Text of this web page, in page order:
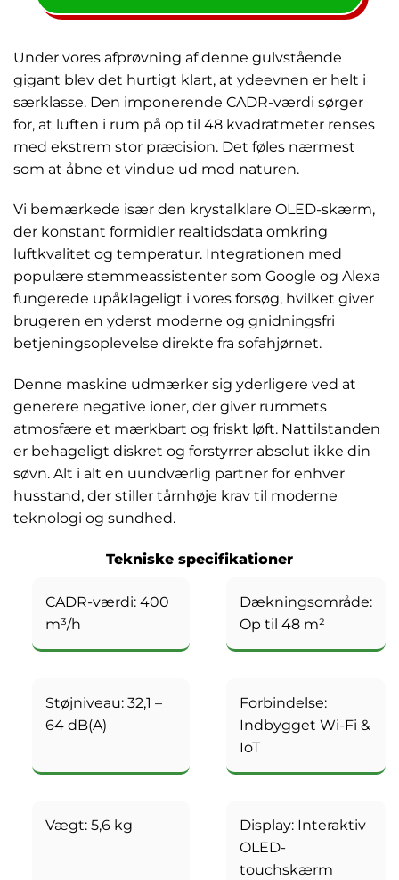
Under vores afprøvning af denne gulvstående
gigant blev det hurtigt klart, at ydeevnen er helt i
særklasse. Den imponerende CADR-værdi sørger
for, at luften i rum på op til 48 kvadratmeter renses
med ekstrem stor præcision. Det føles nærmest
som at åbne et vindue ud mod naturen.
Vi bemærkede især den krystalklare OLED-skærm,
der konstant formidler realtidsdata omkring
luftkvalitet og temperatur. Integrationen med
populære stemmeassistenter som Google og Alexa
fungerede upåklageligt i vores forsøg, hvilket giver
brugeren en yderst moderne og gnidningsfri
betjeningsoplevelse direkte fra sofahjørnet.
Denne maskine udmærker sig yderligere ved at
generere negative ioner, der giver rummets
atmosfære et mærkbart og friskt løft. Nattilstanden
er behageligt diskret og forstyrrer absolut ikke din
søvn. Alt i alt en uundværlig partner for enhver
husstand, der stiller tårnhøje krav til moderne
teknologi og sundhed.
Tekniske specifikationer
CADR-værdi: 400
m³/h
Dækningsområde:
Op til 48 m²
Støjniveau: 32,1 –
64 dB(A)
Forbindelse:
Indbygget Wi-Fi &
IoT
Vægt: 5,6 kg
Display: Interaktiv
OLED-
touchskærm